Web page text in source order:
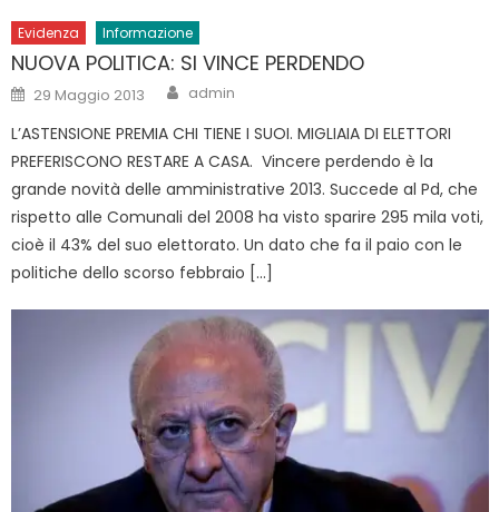
Evidenza Informazione
NUOVA POLITICA: SI VINCE PERDENDO
Posted
on
29 Maggio 2013 Author
admin
L’ASTENSIONE PREMIA CHI TIENE I SUOI. MIGLIAIA DI ELETTORI
PREFERISCONO RESTARE A CASA. Vincere perdendo è la
grande novità delle amministrative 2013. Succede al Pd, che
rispetto alle Comunali del 2008 ha visto sparire 295 mila voti,
cioè il 43% del suo elettorato. Un dato che fa il paio con le
politiche dello scorso febbraio […]